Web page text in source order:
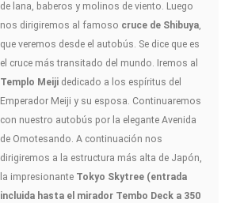
de lana, baberos y molinos de viento. Luego
nos dirigiremos al famoso cruce de Shibuya,
que veremos desde el autobús. Se dice que es
el cruce más transitado del mundo. Iremos al
Templo Meiji dedicado a los espíritus del
Emperador Meiji y su esposa. Continuaremos
con nuestro autobús por la elegante Avenida
de Omotesando. A continuación nos
dirigiremos a la estructura más alta de Japón,
la impresionante Tokyo Skytree (entrada
incluida hasta el mirador Tembo Deck a 350